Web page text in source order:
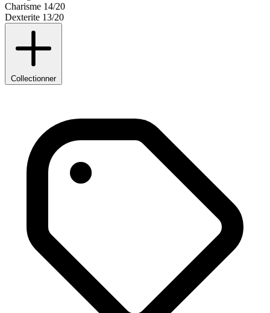
Charisme 14/20
Dexterite 13/20
Collectionner